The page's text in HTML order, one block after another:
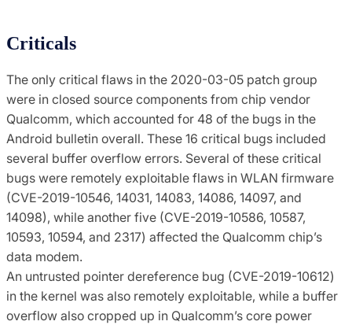
Criticals
The only critical flaws in the 2020-03-05 patch group
were in closed source components from chip vendor
Qualcomm, which accounted for 48 of the bugs in the
Android bulletin overall. These 16 critical bugs included
several buffer overflow errors. Several of these critical
bugs were remotely exploitable flaws in WLAN firmware
(CVE-2019-10546, 14031, 14083, 14086, 14097, and
14098), while another five (CVE-2019-10586, 10587,
10593, 10594, and 2317) affected the Qualcomm chip’s
data modem.
An untrusted pointer dereference bug (CVE-2019-10612)
in the kernel was also remotely exploitable, while a buffer
overflow also cropped up in Qualcomm’s core power